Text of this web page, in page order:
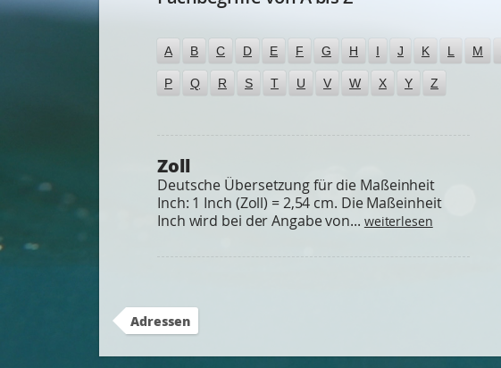
A B C D E F G H I J K L M
P Q R S T U V W X Y Z
Zoll
Deutsche Übersetzung für die Maßeinheit
Inch: 1 Inch (Zoll) = 2,54 cm. Die Maßeinheit
Inch wird bei der Angabe von... weiterlesen
Adressen